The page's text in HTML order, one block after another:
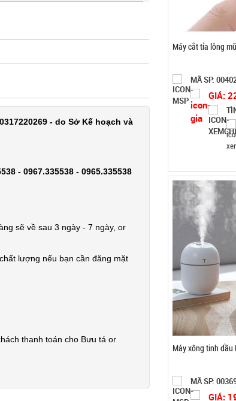
- do Sở Kế hoạch và
- 0967.335538 - 0965.335538
sẽ về sau 3 ngày - 7 ngày, or
lượng nếu bạn cần đăng mặt
thanh toán cho Bưu tá or
Máy xông tinh dầu
MÃ SP:
GIÁ:
Gỗ Aroma - CAO
MÃ SP: